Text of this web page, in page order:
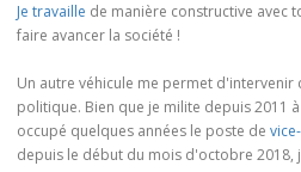
Je travaille de manière constructive avec
faire avancer la société !
Un autre véhicule me permet d'intervenir
politique. Bien que je milite depuis 2011
occupé quelques années le poste de
depuis le début du mois d'octobre 2018,